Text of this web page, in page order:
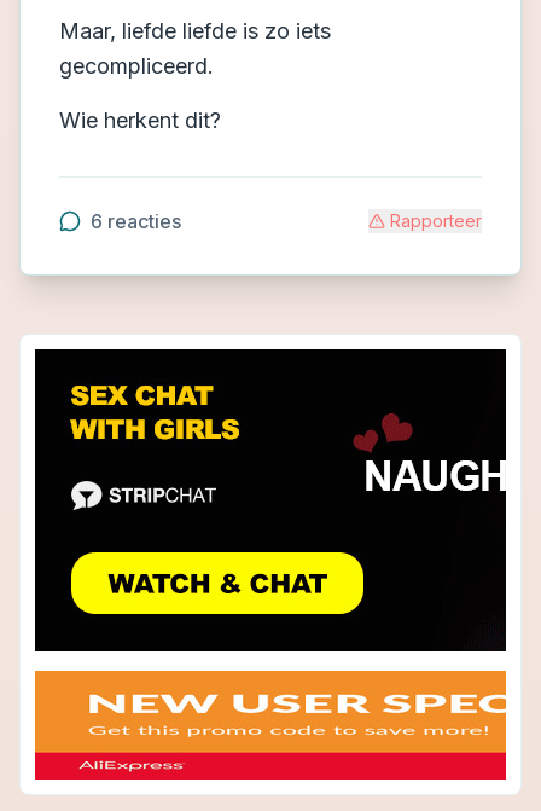
Maar, liefde liefde is zo iets
gecompliceerd.
Wie herkent dit?
6 reacties Rapporteer